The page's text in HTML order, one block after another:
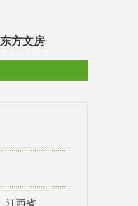
东方文房
江西省